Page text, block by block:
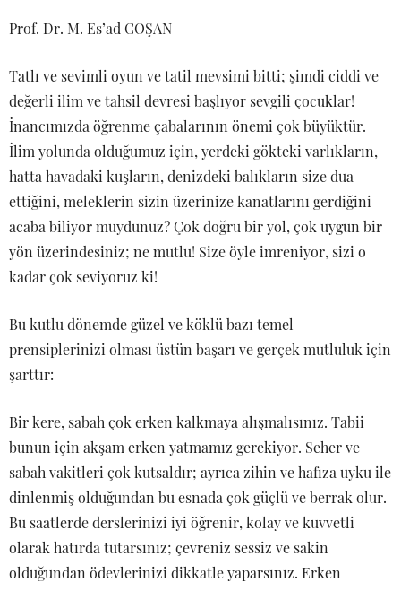
Prof. Dr. M. Es’ad COŞAN
Tatlı ve sevimli oyun ve tatil mevsimi bitti; şimdi ciddi ve
değerli ilim ve tahsil devresi başlıyor sevgili çocuklar!
İnancımızda öğrenme çabalarının önemi çok büyüktür.
İlim yolunda olduğumuz için, yerdeki gökteki varlıkların,
hatta havadaki kuşların, denizdeki balıkların size dua
ettiğini, meleklerin sizin üzerinize kanatlarını gerdiğini
acaba biliyor muydunuz? Çok doğru bir yol, çok uygun bir
yön üzerindesiniz; ne mutlu! Size öyle imreniyor, sizi o
kadar çok seviyoruz ki!
Bu kutlu dönemde güzel ve köklü bazı temel
prensiplerinizi olması üstün başarı ve gerçek mutluluk için
şarttır:
Bir kere, sabah çok erken kalkmaya alışmalısınız. Tabii
bunun için akşam erken yatmamız gerekiyor. Seher ve
sabah vakitleri çok kutsaldır; ayrıca zihin ve hafıza uyku ile
dinlenmiş olduğundan bu esnada çok güçlü ve berrak olur.
Bu saatlerde derslerinizi iyi öğrenir, kolay ve kuvvetli
olarak hatırda tutarsınız; çevreniz sessiz ve sakin
olduğundan ödevlerinizi dikkatle yaparsınız. Erken